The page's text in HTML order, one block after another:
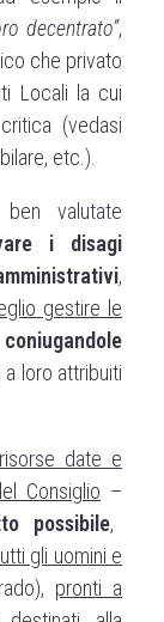
decentrato”,
che privato
Locali la cui
(vedasi
etc.).
valutate
i disagi
,
gestire le
coniugandole
, a loro attribuiti
date e
Consiglio –
possibile,
gli uomini e
pronti a